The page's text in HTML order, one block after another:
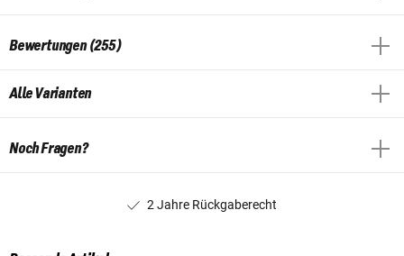
Bewertungen (255)
Alle Varianten
Noch Fragen?
2 Jahre Rückgaberecht